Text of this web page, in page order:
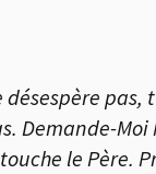
désespère pas,
Demande-
le Père.